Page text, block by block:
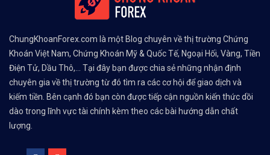
ChungKhoanForex.com là một Blog chuyên về thị trường Chứng
Khoán Việt Nam, Chứng Khoán Mỹ & Quốc Tế, Ngoại Hối, Vàng, Tiền
Điện Tử, Dầu Thô,... Tại đây bạn được chia sẻ những nhận định
chuyên gia về thị trường từ đó tìm ra các cơ hội để giao dịch và
kiếm tiền. Bên cạnh đó bạn còn được tiếp cận nguồn kiến thức dồi
dào trong lĩnh vực tài chính kèm theo các bài hướng dẫn chất
lượng.